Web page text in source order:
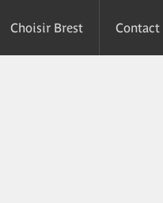
Choisir Brest Contact